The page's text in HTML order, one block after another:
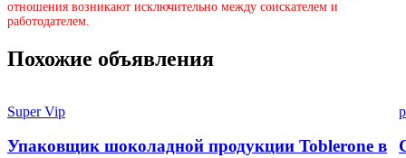
отношения возникают исключительно между соискателем и
работодателем.
Похожие объявления
Super Vip
Упаковщик шоколадной продукции Toblerone в